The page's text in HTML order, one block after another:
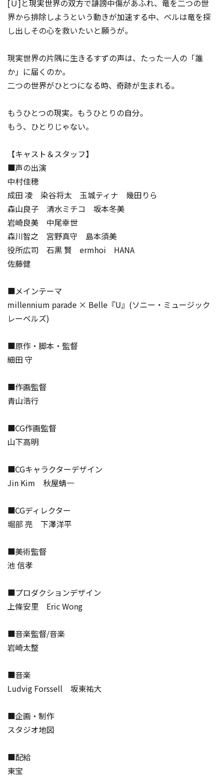
[Ｕ]と現実世界の双方で誹謗中傷があふれ、竜を二つの世
界から排除しようという動きが加速する中、ベルは竜を探
し出しその心を救いたいと願うが――。
現実世界の片隅に生きるすずの声は、たった一人の「誰
か」に届くのか。
二つの世界がひとつになる時、奇跡が生まれる。
もうひとつの現実。もうひとりの自分。
もう、ひとりじゃない。
【キャスト＆スタッフ】
■声の出演
中村佳穂
成田 凌 染谷将太 玉城ティナ 幾田りら
森山良子 清水ミチコ 坂本冬美
岩崎良美 中尾幸世
森川智之 宮野真守 島本須美
役所広司 石黒 賢 ermhoi HANA
佐藤健
■メインテーマ
millennium parade × Belle『U』(ソニー・ミュージック
レーベルズ)
■原作・脚本・監督
細田 守
■作画監督
青山浩行
■CG作画監督
山下高明
■CGキャラクターデザイン
Jin Kim 秋屋蜻一
■CGディレクター
堀部 亮 下澤洋平
■美術監督
池 信孝
■プロダクションデザイン
上條安里 Eric Wong
■音楽監督/音楽
岩崎太整
■音楽
Ludvig Forssell 坂東祐大
■企画・制作
スタジオ地図
■配給
東宝